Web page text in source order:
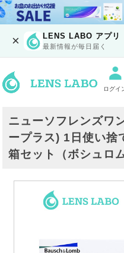
× LENS LABO アプリ
最新情報が毎日届く
ログイ
ニューソフレンズワ
ープラス) 1日使い捨
箱セット（ボシュロム